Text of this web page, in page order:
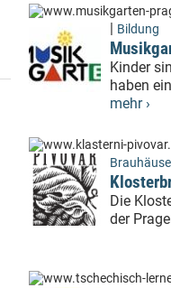
| Bildung
Kinder
haben
mehr ›
Die
der